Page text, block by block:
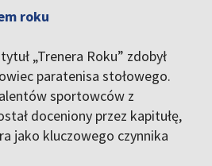
roku
„Trenera Roku” zdobył
paratenisa stołowego.
sportowców z
doceniony przez kapitułę,
jako kluczowego czynnika